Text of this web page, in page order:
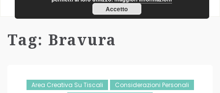
Tag: Bravura
Area Creativa Su Tiscali
Considerazioni Personali
Accetto